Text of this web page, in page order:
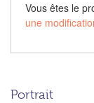
Vous êtes le
une
Portrait